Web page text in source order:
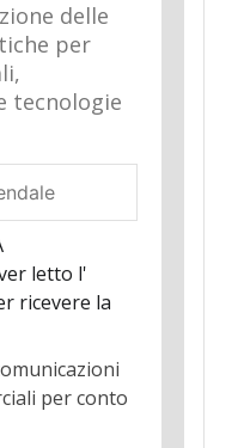
delle
per
tecnologie
letto l'
ricevere la
per conto